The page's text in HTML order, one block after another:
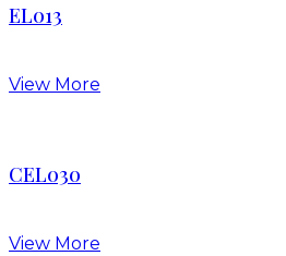
EL013
View More
CEL030
View More